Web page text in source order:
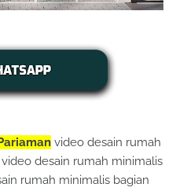
video desain rumah
desain rumah minimalis
rumah minimalis bagian